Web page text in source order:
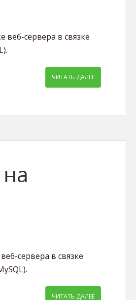
веб-сервера в связке
ЧИТАТЬ ДАЛЕЕ
сервера в связке
ЧИТАТЬ ДАЛЕЕ